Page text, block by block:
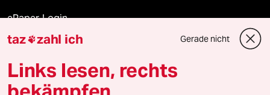
ePaper Login
Downloads für Abonnierende
taz zahl ich Gerade nicht
Links lesen, rechts